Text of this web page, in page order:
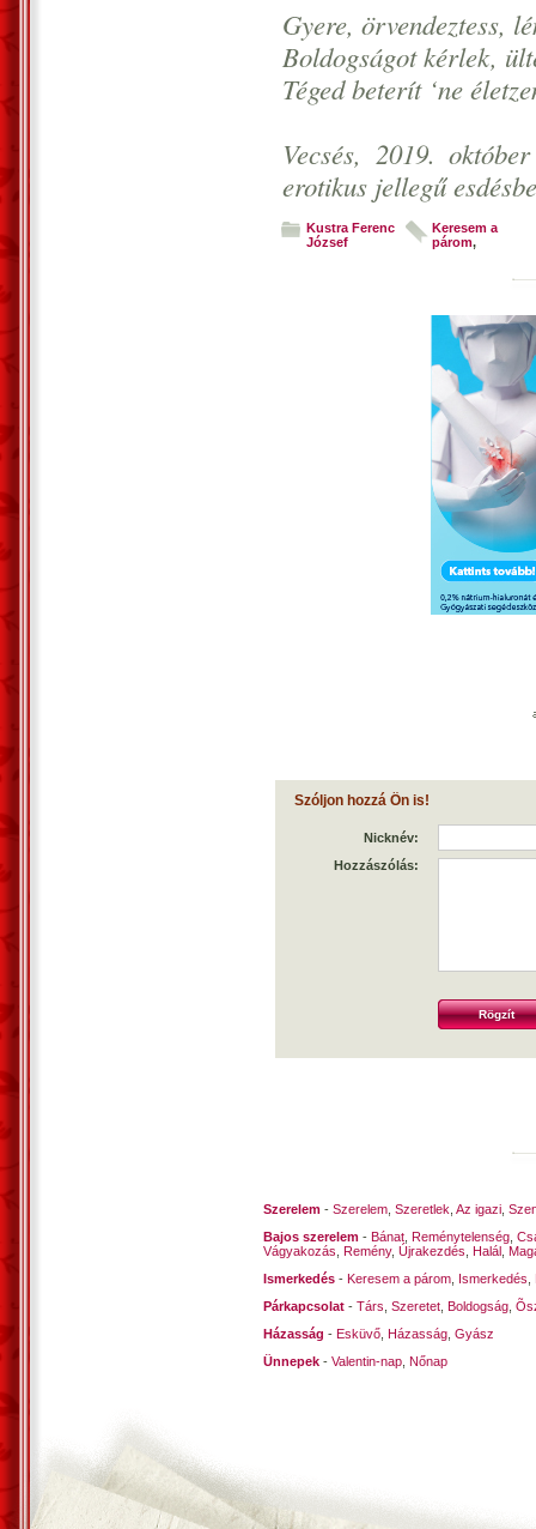
Gyere, örvendeztess,
Boldogságot kérlek,
Téged beterít ‘ne
Vecsés, 2019.
erotikus jellegű
Kustra Ferenc
József
Keresem a
párom,
Szóljon hozzá Ön is!
Nicknév:
Hozzászólás:
Szerelem - Szerelem Szeretlek Az igazi
Bajos szerelem - Bánat Reménytelenség
Vágyakozás Remény, Újrakezdés Halál
Ismerkedés - Keresem a párom Ismerkedés
Párkapcsolat - Társ Szeretet Boldogság
Házasság - Esküvő Házasság Gyász
Ünnepek - Valentin-nap Nőnap